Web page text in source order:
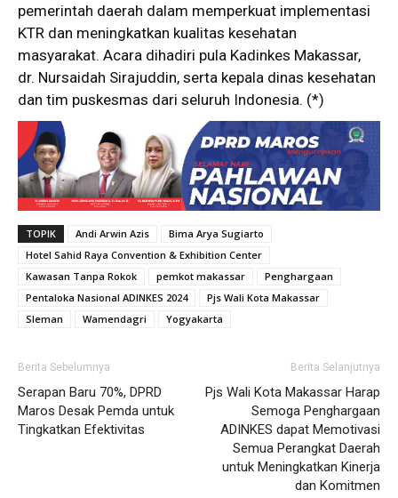
pemerintah daerah dalam memperkuat implementasi
KTR dan meningkatkan kualitas kesehatan
masyarakat. Acara dihadiri pula Kadinkes Makassar,
dr. Nursaidah Sirajuddin, serta kepala dinas kesehatan
dan tim puskesmas dari seluruh Indonesia. (*)
TOPIK Andi Arwin Azis
Bima Arya Sugiarto
Hotel Sahid Raya Convention & Exhibition Center
Kawasan Tanpa Rokok
pemkot makassar
Penghargaan
Pentaloka Nasional ADINKES 2024
Pjs Wali Kota Makassar
Sleman
Wamendagri Yogyakarta
Berita Sebelumnya
Serapan Baru 70%, DPRD
Maros Desak Pemda untuk
Tingkatkan Efektivitas
Berita Selanjutnya
Pjs Wali Kota Makassar Harap
Semoga Penghargaan
ADINKES dapat Memotivasi
Semua Perangkat Daerah
untuk Meningkatkan Kinerja
dan Komitmen